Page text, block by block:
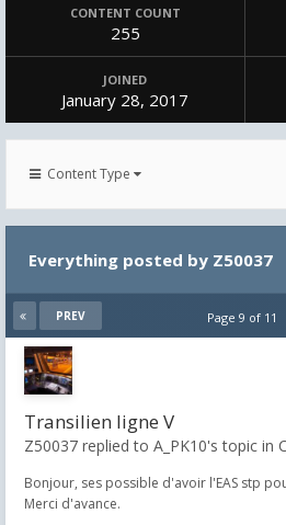
CONTENT COUNT
255
JOINED
January 28, 2017
Content Type
Everything posted by Z50037
PREV Page 9 of 11
Transilien ligne V
Z50037 replied to A_PK10's topic in
Bonjour, ses possible d'avoir l'EAS stp
Merci d'avance.